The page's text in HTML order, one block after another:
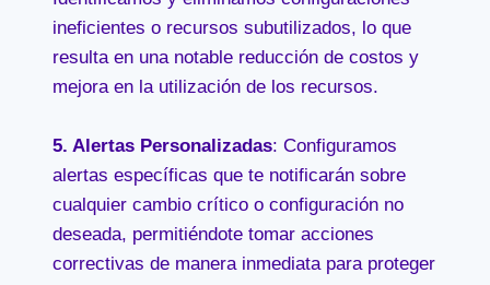
ineficientes o recursos subutilizados, lo que
resulta en una notable reducción de costos y
mejora en la utilización de los recursos.
5. Alertas Personalizadas: Configuramos
alertas específicas que te notificarán sobre
cualquier cambio crítico o configuración no
deseada, permitiéndote tomar acciones
correctivas de manera inmediata para proteger